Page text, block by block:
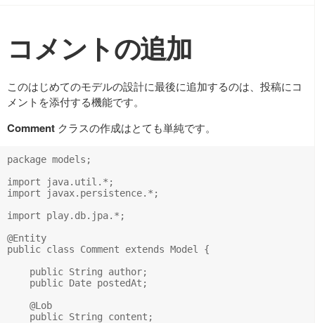
コメントの追加
このはじめてのモデルの設計に最後に追加するのは、投稿にコ
メントを添付する機能です。
Comment クラスの作成はとても単純です。
package models;
import java.util.*;
import javax.persistence.*;
import play.db.jpa.*;
@Entity
public class Comment extends Model {
    public String author;
    public Date postedAt;
    @Lob
    public String content;